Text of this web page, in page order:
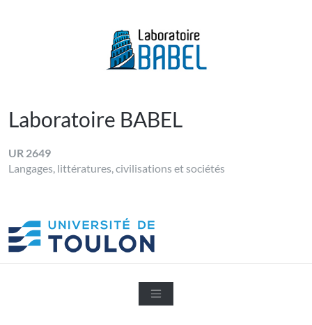
Laboratoire BABEL
UR 2649
Langages, littératures, civilisations et sociétés